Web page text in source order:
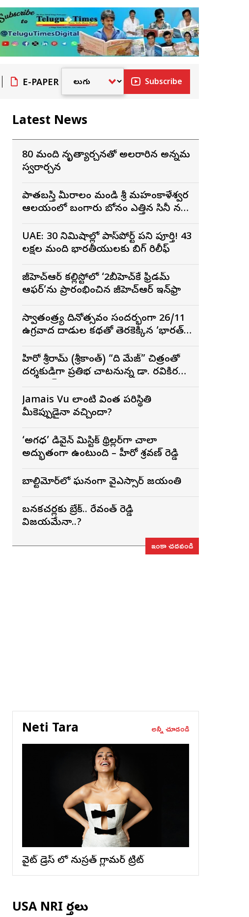
E-PAPER Subscribe
Latest News
80 మంది నృత్యార్చనతో అలరారిన అన్నమ
స్వరార్చన
పాతబస్తీ మీరాలం మండి శ్రీ మహంకాళేశ్వర
ఆలయంలో బంగారు బోనం ఎత్తిన సినీ నటి,
UAE: 30 నిమిషాల్లో పాస్‌పోర్ట్ పని పూర్తి! 43
లక్షల మంది భారతీయులకు బిగ్ రిలీఫ్
జీహెచ్ఆర్ కల్లిస్టోలో ‘2బీహెచ్‌కే ఫ్రీడమ్
ఆఫర్’ను ప్రారంభించిన జీహెచ్ఆర్ ఇన్‌ఫ్రా
స్వాతంత్ర్య దినోత్సవం సందర్భంగా 26/11
ఉగ్రవాద దాడుల కథతో తెరకెక్కిన ‘భారత్
హీరో శ్రీరామ్ (శ్రీకాంత్) “ది మేజ్” చిత్రంతో
దర్శకుడిగా ప్రతిభ చాటనున్న డా. రవికిరణ్
Jamais Vu లాంటి వింత పరిస్థితి
మీకెప్పుడైనా వచ్చిందా?
‘అగధ’ డివైన్ మిస్టిక్ థ్రిల్లర్‌గా చాలా
అద్భుతంగా ఉంటుంది – హీరో శ్రవణ్ రెడ్డి
బాల్టిమోర్‌లో ఘనంగా వైఎస్సార్‌ జయంతి
బనకచర్లకు బ్రేక్.. రేవంత్ రెడ్డి
విజయమేనా..?
ఇంకా చదవండి
Neti Tara అన్నీ చూడండి
వైట్ డ్రెస్ లో నుస్ర‌త్ గ్లామ‌ర్ ట్రీట్
USA NRI వార్తలు